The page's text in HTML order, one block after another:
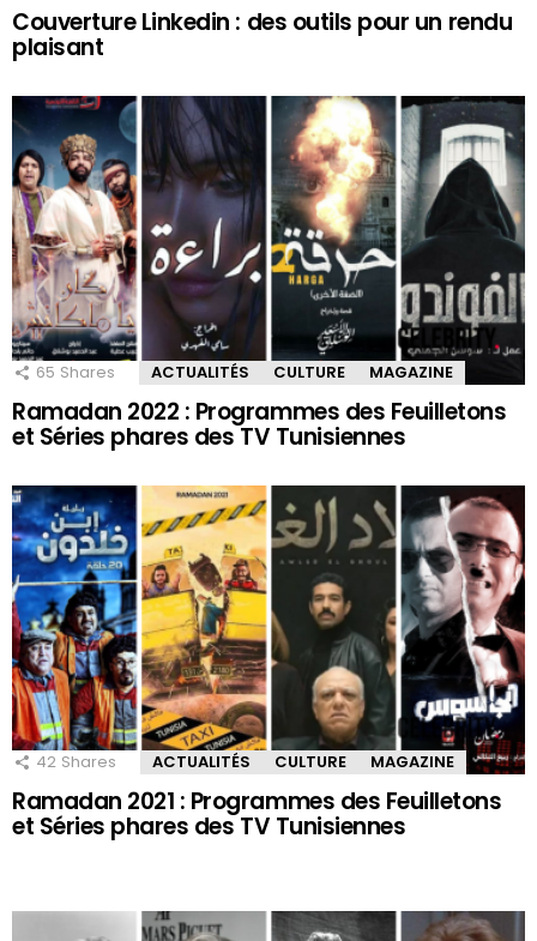
Couverture Linkedin : des outils pour un rendu
plaisant
65 Shares ACTUALITÉS CULTURE MAGAZINE
Ramadan 2022 : Programmes des Feuilletons
et Séries phares des TV Tunisiennes
42 Shares ACTUALITÉS CULTURE MAGAZINE
Ramadan 2021 : Programmes des Feuilletons
et Séries phares des TV Tunisiennes